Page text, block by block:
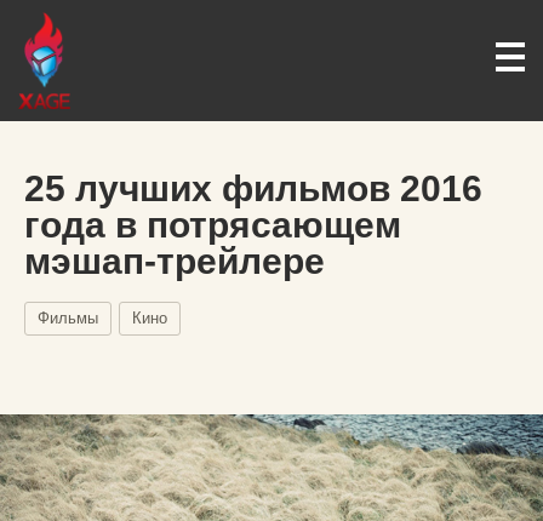
25 лучших фильмов 2016
года в потрясающем
мэшап-трейлере
Фильмы Кино